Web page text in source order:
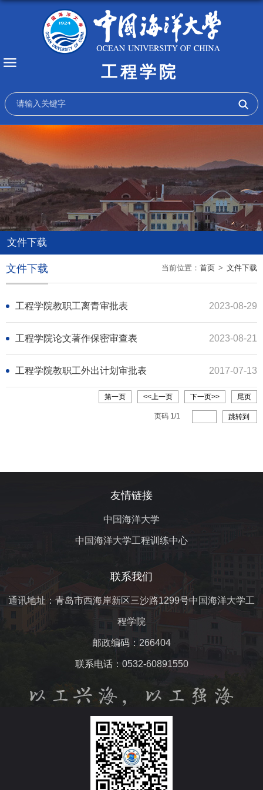
工程学院
文件下载
当前位置： 首页 > 文件下载
文件下载
工程学院教职工离青审批表 2023-08-29
工程学院论文著作保密审查表 2023-08-21
工程学院教职工外出计划审批表 2017-07-13
第一页 <<上一页 下一页>> 尾页
页码 1/1 跳转到
友情链接
中国海洋大学
中国海洋大学工程训练中心
联系我们
通讯地址：青岛市西海岸新区三沙路1299号中国海洋大学工
程学院
邮政编码：266404
联系电话：0532-60891550